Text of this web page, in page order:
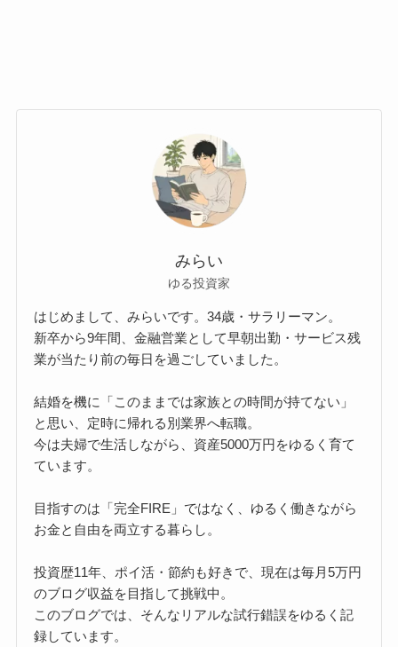
みらい
ゆる投資家
はじめまして、みらいです。34歳・サラリーマン。
新卒から9年間、金融営業として早朝出勤・サービス残
業が当たり前の毎日を過ごしていました。
結婚を機に「このままでは家族との時間が持てない」
と思い、定時に帰れる別業界へ転職。
今は夫婦で生活しながら、資産5000万円をゆるく育て
ています。
目指すのは「完全FIRE」ではなく、ゆるく働きながら
お金と自由を両立する暮らし。
投資歴11年、ポイ活・節約も好きで、現在は毎月5万円
のブログ収益を目指して挑戦中。
このブログでは、そんなリアルな試行錯誤をゆるく記
録しています。